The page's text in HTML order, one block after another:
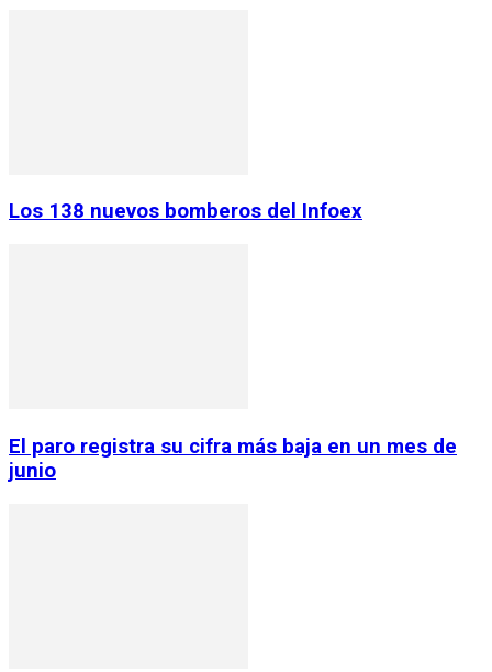
Los 138 nuevos bomberos del Infoex
El paro registra su cifra más baja en un mes de
junio